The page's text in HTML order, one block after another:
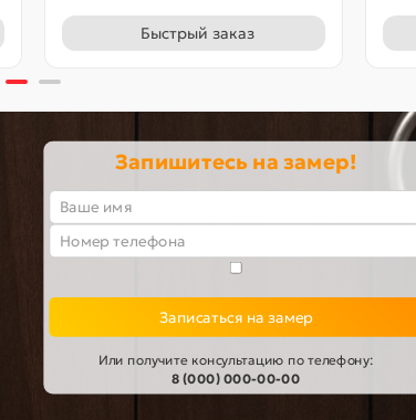
Быстрый заказ
Запишитесь на замер!
Записаться на замер
Или получите консультацию по телефону:
8 (000) 000-00-00